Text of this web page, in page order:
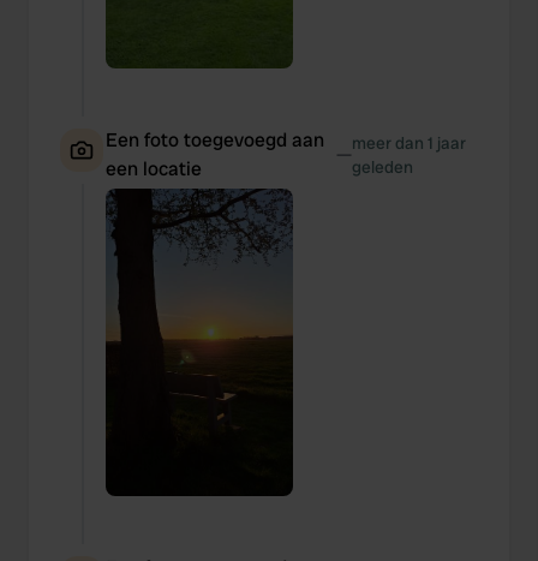
Een foto toegevoegd aan
een locatie
—meer dan 1 jaar
geleden